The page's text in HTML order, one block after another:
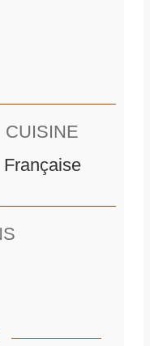
t
e
CUISINE
Française